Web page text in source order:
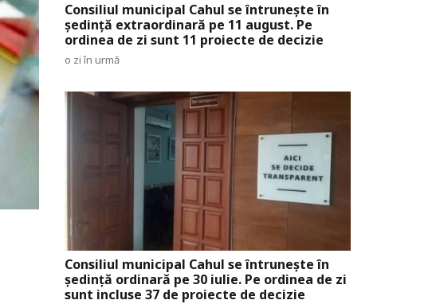
Consiliul municipal Cahul se întrunește în
ședință extraordinară pe 11 august. Pe
ordinea de zi sunt 11 proiecte de decizie
o zi în urmă
Consiliul municipal Cahul se întrunește în
ședință ordinară pe 30 iulie. Pe ordinea de zi
sunt incluse 37 de proiecte de decizie